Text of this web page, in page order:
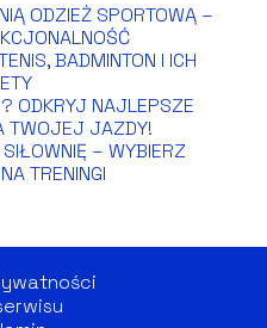
ODZIEŻ SPORTOWĄ –
BADMINTON I ICH
ODKRYJ NAJLEPSZE
TWOJEJ JAZDY!
– WYBIERZ
TRENINGI